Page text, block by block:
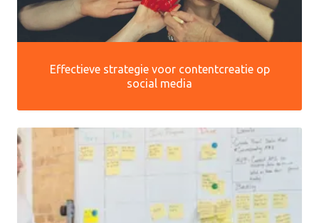
Effectieve strategie voor contentcreatie op
social media